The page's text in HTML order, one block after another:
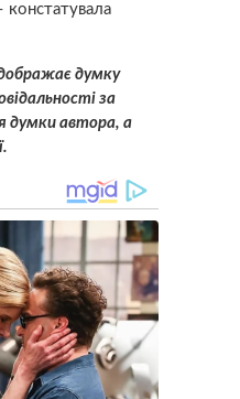
констатувала
думку
за
думки автора, а